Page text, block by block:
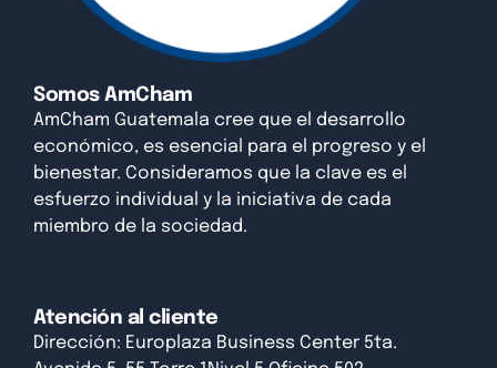
Somos AmCham
AmCham Guatemala cree que el desarrollo
económico, es esencial para el progreso y el
bienestar. Consideramos que la clave es el
esfuerzo individual y la iniciativa de cada
miembro de la sociedad.
Atención al cliente
Dirección: Europlaza Business Center 5ta.